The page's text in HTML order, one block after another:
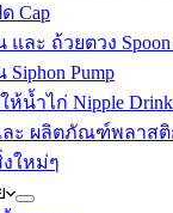
Cap
และ ถ้วยตวง Spoon
Pump
ห้น้ำไก่ Nipple
ผลิตภัณฑ์พลาสติกสั่
ใหม่ๆ